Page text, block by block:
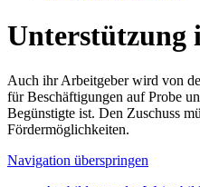
Unterstützung
Auch ihr Arbeitgeber wird von
für Beschäftigungen auf Probe
Begünstigte ist. Den Zuschuss
Fördermöglichkeiten.
Navigation überspringen